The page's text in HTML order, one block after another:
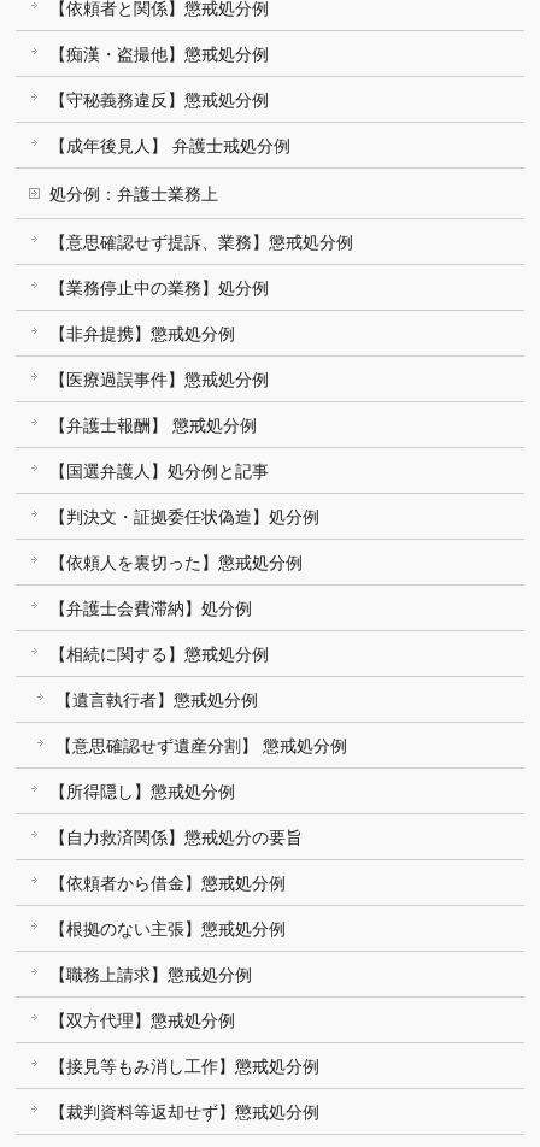
【依頼者と関係】懲戒処分例
【痴漢・盗撮他】懲戒処分例
【守秘義務違反】懲戒処分例
【成年後見人】 弁護士戒処分例
処分例：弁護士業務上
【意思確認せず提訴、業務】懲戒処分例
【業務停止中の業務】処分例
【非弁提携】懲戒処分例
【医療過誤事件】懲戒処分例
【弁護士報酬】 懲戒処分例
【国選弁護人】処分例と記事
【判決文・証拠委任状偽造】処分例
【依頼人を裏切った】懲戒処分例
【弁護士会費滞納】処分例
【相続に関する】懲戒処分例
【遺言執行者】懲戒処分例
【意思確認せず遺産分割】 懲戒処分例
【所得隠し】懲戒処分例
【自力救済関係】懲戒処分の要旨
【依頼者から借金】懲戒処分例
【根拠のない主張】懲戒処分例
【職務上請求】懲戒処分例
【双方代理】懲戒処分例
【接見等もみ消し工作】懲戒処分例
【裁判資料等返却せず】懲戒処分例